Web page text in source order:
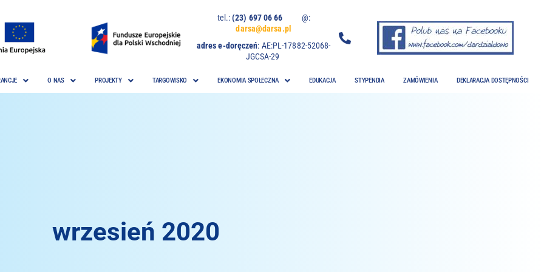
tel.:(23) 697 06 66 @:
darsa@darsa.pl
adres e-doręczeń: AE:PL-17882-52068-
JGCSA-29
O NAS PROJEKTY TARGOWISKO EKONOMIA SPOŁECZNA EDUKACJA STYPENDIA ZAMÓWIENIA DEKLARACJA DOSTĘPNOŚCI
wrzesień 2020